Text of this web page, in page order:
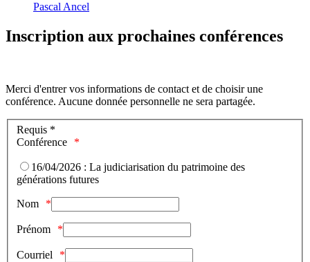
Pascal Ancel
Inscription aux prochaines conférences
Merci d'entrer vos informations de contact et de choisir une
conférence. Aucune donnée personnelle ne sera partagée.
Requis *
Conférence
16/04/2026 : La judiciarisation du patrimoine des
générations futures
Nom
Prénom
Courriel